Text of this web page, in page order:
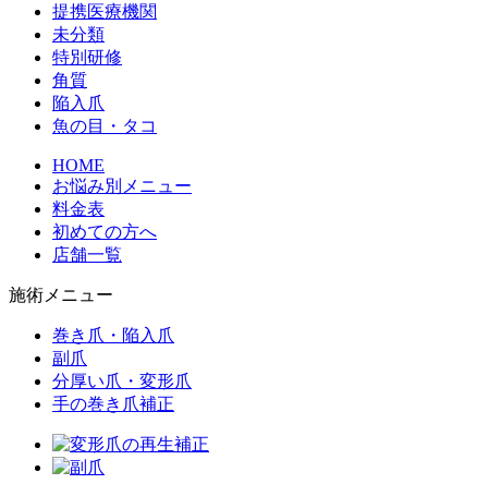
提携医療機関
未分類
特別研修
角質
陥入爪
魚の目・タコ
HOME
お悩み別メニュー
料金表
初めての方へ
店舗一覧
施術メニュー
巻き爪・陥入爪
副爪
分厚い爪・変形爪
手の巻き爪補正